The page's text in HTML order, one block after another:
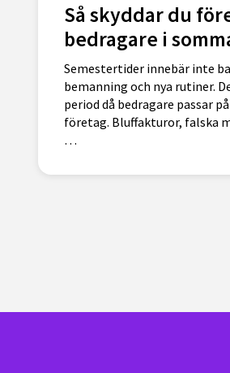
Så skyddar du
bedragare i
Semestertider innebär inte
bemanning och nya rutiner.
period då bedragare passar
företag. Bluffakturor, falska
…